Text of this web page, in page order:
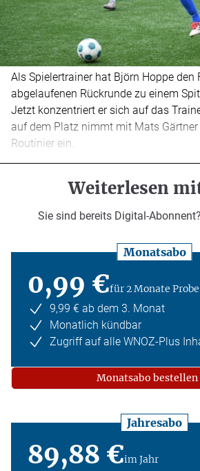
Als Spielertrainer hat Björn Hoppe den
abgelaufenen Rückrunde zu einem
Jetzt konzentriert er sich auf das
auf dem Platz nimmt mit Mats Gärtner
Routinier ein.
Weiterlesen
Sie sind bereits Digital-Abonnent?
Monatsabo
0,99 €für 2 Monate Probe
9,99 € ab dem 3. Monat
Monatlich kündbar
Zugriff auf alle WNOZ-Plus
Monatsabo bestellen
Jahresabo
89,88 €im Jahr